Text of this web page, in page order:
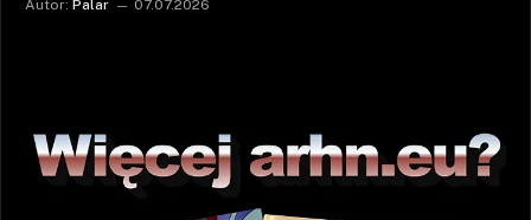
Autor: Palar 07.07.2026